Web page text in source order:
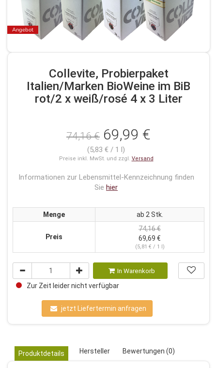
Angebot
Collevite, Probierpaket
Italien/Marken BioWeine im BiB
rot/2 x weiß/rosé 4 x 3 Liter
74,16 € 69,99 €
(5,83 € / 1 l)
Preise inkl. MwSt. und zzgl. Versand
Informationen zur Lebensmittel-Kennzeichnung finden
Sie hier
Menge ab 2 Stk.
Preis
74,16 €
69,69 €
(5,81 € / 1 l)
In Warenkorb
Zur Zeit leider nicht verfügbar
jetzt Liefertermin anfragen
Produktdetails Hersteller Bewertungen (0)